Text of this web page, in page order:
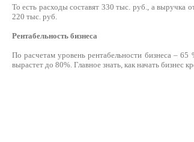
То есть расходы составят 330 тыс. руб., а выручка
220 тыс. руб.
Рентабельность бизнеса
По расчетам уровень рентабельности бизнеса –
вырастет до 80%. Главное знать, как начать бизнес